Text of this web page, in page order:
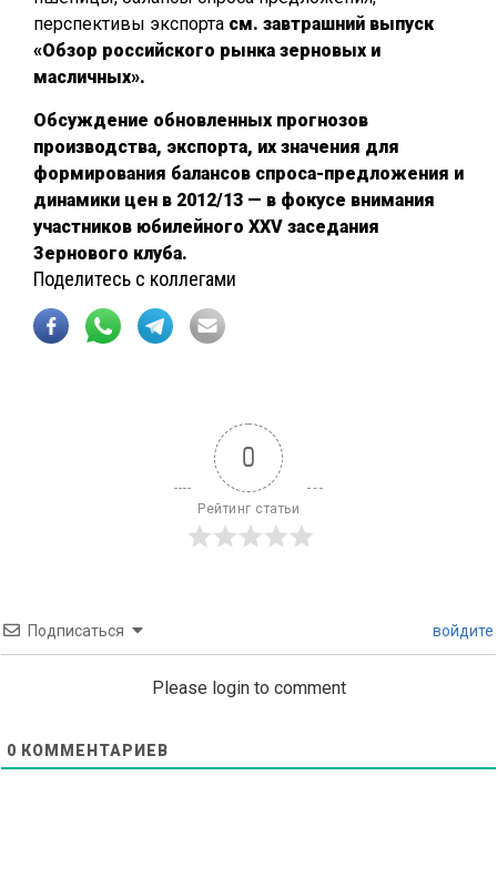
перспективы экспорта см. завтрашний выпуск
«Обзор российского рынка зерновых и
масличных».
Обсуждение обновленных прогнозов
производства, экспорта, их значения для
формирования балансов спроса-предложения и
динамики цен в 2012/13 — в фокусе внимания
участников юбилейного XXV заседания
Зернового клуба.
Поделитесь с коллегами
0
Рейтинг статьи
Подписаться войдите
Please login to comment
0 КОММЕНТАРИЕВ